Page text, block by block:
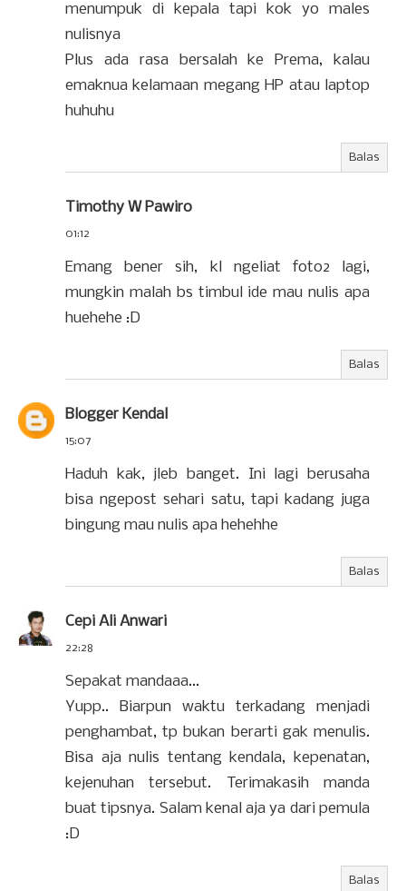
menumpuk di kepala tapi kok yo males
nulisnya
Plus ada rasa bersalah ke Prema, kalau
emaknua kelamaan megang HP atau laptop
huhuhu
Balas
Timothy W Pawiro
01:12
Emang bener sih, kl ngeliat foto2 lagi,
mungkin malah bs timbul ide mau nulis apa
huehehe :D
Balas
Blogger Kendal
15:07
Haduh kak, jleb banget. Ini lagi berusaha
bisa ngepost sehari satu, tapi kadang juga
bingung mau nulis apa hehehhe
Balas
Cepi Ali Anwari
22:28
Sepakat mandaaa...
Yupp.. Biarpun waktu terkadang menjadi
penghambat, tp bukan berarti gak menulis.
Bisa aja nulis tentang kendala, kepenatan,
kejenuhan tersebut. Terimakasih manda
buat tipsnya. Salam kenal aja ya dari pemula
:D
Balas